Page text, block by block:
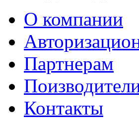
О компании
Партнерам
Контакты